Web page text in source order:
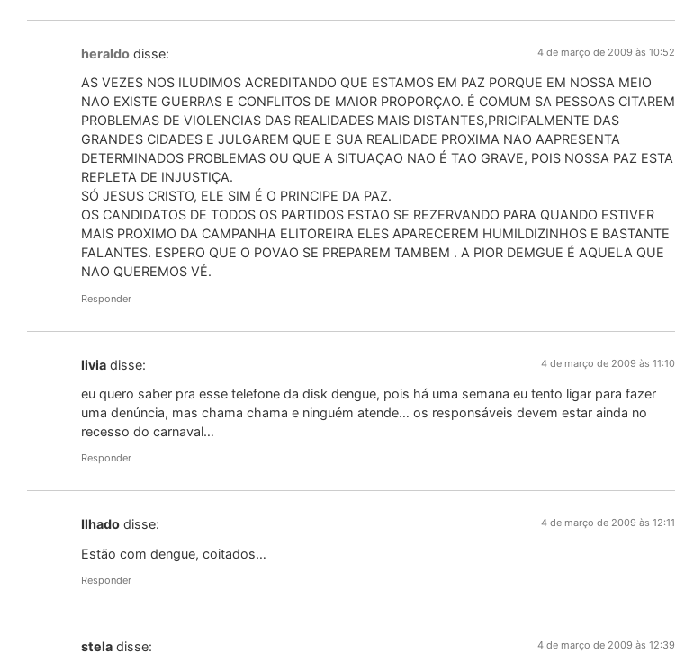
heraldo disse: 4 de março de 2009 às 10:52
AS VEZES NOS ILUDIMOS ACREDITANDO QUE ESTAMOS EM PAZ PORQUE EM NOSSA MEIO
NAO EXISTE GUERRAS E CONFLITOS DE MAIOR PROPORÇAO. É COMUM SA PESSOAS CITAREM
PROBLEMAS DE VIOLENCIAS DAS REALIDADES MAIS DISTANTES,PRICIPALMENTE DAS
GRANDES CIDADES E JULGAREM QUE E SUA REALIDADE PROXIMA NAO AAPRESENTA
DETERMINADOS PROBLEMAS OU QUE A SITUAÇAO NAO É TAO GRAVE, POIS NOSSA PAZ ESTA
REPLETA DE INJUSTIÇA.
SÓ JESUS CRISTO, ELE SIM É O PRINCIPE DA PAZ.
OS CANDIDATOS DE TODOS OS PARTIDOS ESTAO SE REZERVANDO PARA QUANDO ESTIVER
MAIS PROXIMO DA CAMPANHA ELITOREIRA ELES APARECEREM HUMILDIZINHOS E BASTANTE
FALANTES. ESPERO QUE O POVAO SE PREPAREM TAMBEM . A PIOR DEMGUE É AQUELA QUE
NAO QUEREMOS VÉ.
Responder
livia disse: 4 de março de 2009 às 11:10
eu quero saber pra esse telefone da disk dengue, pois há uma semana eu tento ligar para fazer
uma denúncia, mas chama chama e ninguém atende… os responsáveis devem estar ainda no
recesso do carnaval…
Responder
Ilhado disse: 4 de março de 2009 às 12:11
Estão com dengue, coitados…
Responder
stela disse: 4 de março de 2009 às 12:39